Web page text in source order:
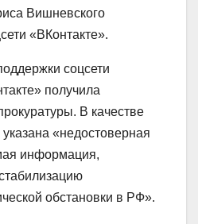
Вишневского
«ВКонтакте».
соцсети
получила
В качестве
«недостоверная
информация,
обстановки в РФ».